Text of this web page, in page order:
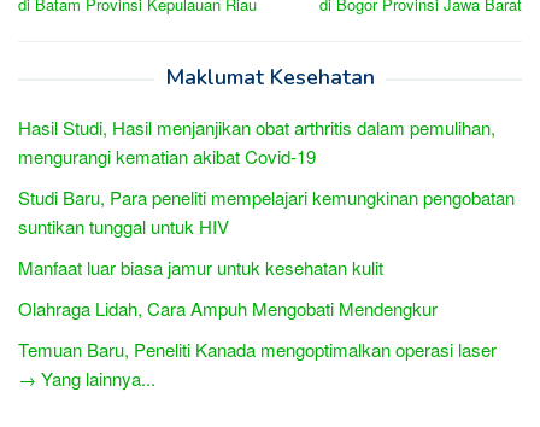
Maklumat Kesehatan
Hasil Studi, Hasil menjanjikan obat arthritis dalam pemulihan,
mengurangi kematian akibat Covid-19
Studi Baru, Para peneliti mempelajari kemungkinan pengobatan
suntikan tunggal untuk HIV
Manfaat luar biasa jamur untuk kesehatan kulit
Olahraga Lidah, Cara Ampuh Mengobati Mendengkur
Temuan Baru, Peneliti Kanada mengoptimalkan operasi laser
→ Yang lainnya...